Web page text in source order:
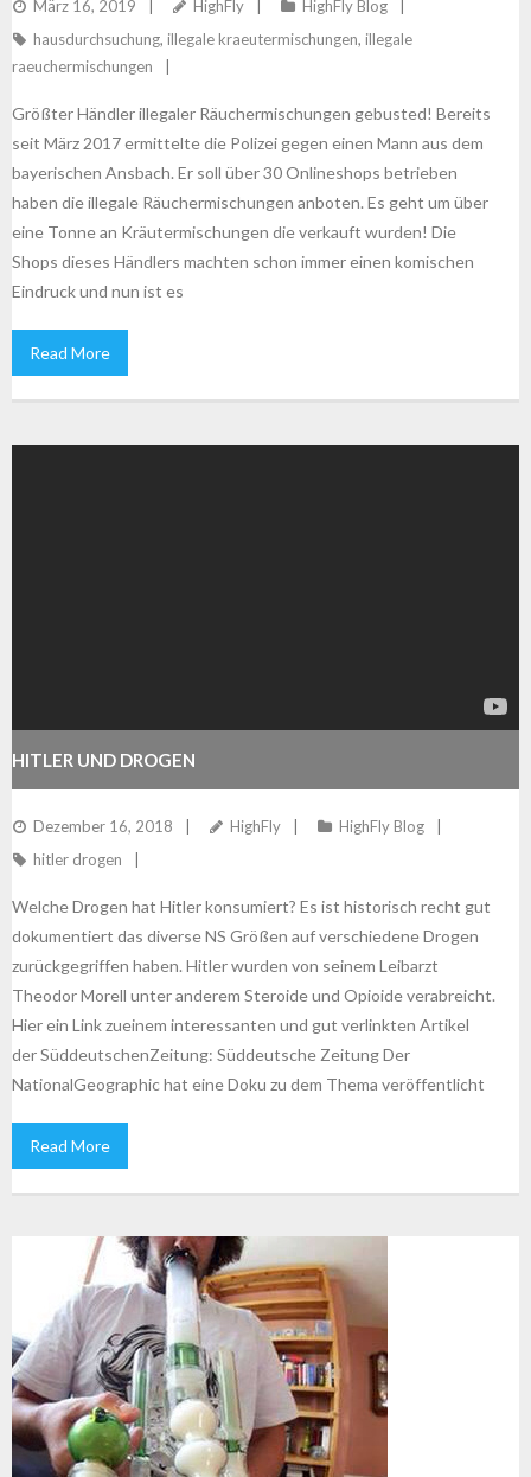
März 16, 2019 HighFly
HighFly Blog
hausdurchsuchung, illegale kraeutermischungen, illegale
raeuchermischungen
Größter Händler illegaler Räuchermischungen gebusted! Bereits
seit März 2017 ermittelte die Polizei gegen einen Mann aus dem
bayerischen Ansbach. Er soll über 30 Onlineshops betrieben
haben die illegale Räuchermischungen anboten. Es geht um über
eine Tonne an Kräutermischungen die verkauft wurden! Die
Shops dieses Händlers machten schon immer einen komischen
Eindruck und nun ist es
Read More
HITLER UND DROGEN
Dezember 16, 2018 HighFly
HighFly Blog
hitler drogen
Welche Drogen hat Hitler konsumiert? Es ist historisch recht gut
dokumentiert das diverse NS Größen auf verschiedene Drogen
zurückgegriffen haben. Hitler wurden von seinem Leibarzt
Theodor Morell unter anderem Steroide und Opioide verabreicht.
Hier ein Link zueinem interessanten und gut verlinkten Artikel
der SüddeutschenZeitung: Süddeutsche Zeitung Der
NationalGeographic hat eine Doku zu dem Thema veröffentlicht
Read More